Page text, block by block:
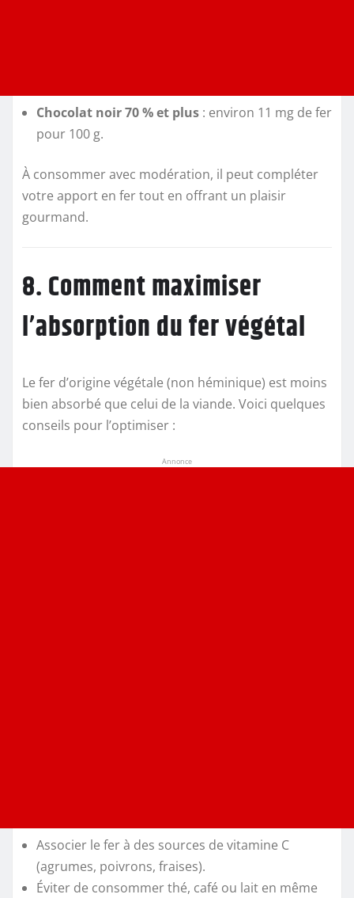
Chocolat noir 70 % et plus : environ 11 mg de fer
pour 100 g.
À consommer avec modération, il peut compléter
votre apport en fer tout en offrant un plaisir
gourmand.
8. Comment maximiser
l’absorption du fer végétal
Le fer d’origine végétale (non héminique) est moins
bien absorbé que celui de la viande. Voici quelques
conseils pour l’optimiser :
Annonce
Associer le fer à des sources de vitamine C
(agrumes, poivrons, fraises).
Éviter de consommer thé, café ou lait en même